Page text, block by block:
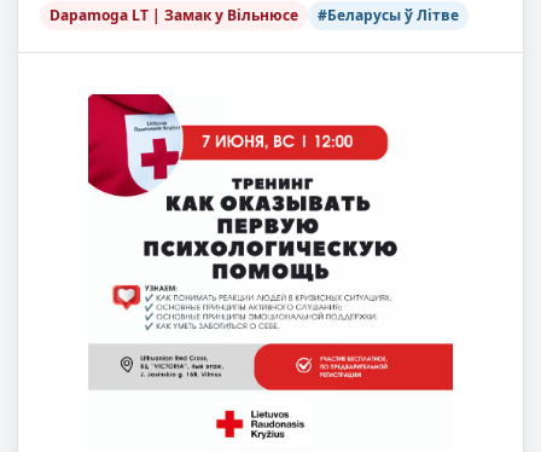
Dapamoga LT | Замак у Вільнюсе #Беларусы ў Літве